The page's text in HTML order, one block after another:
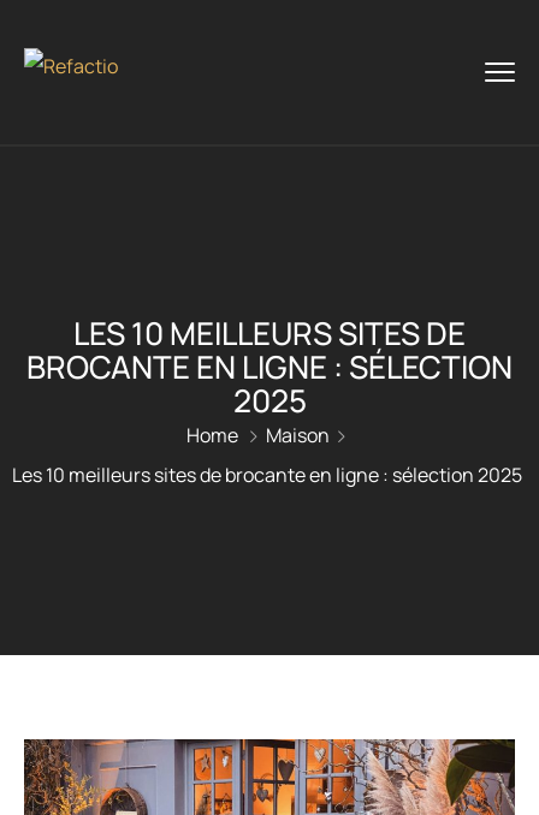
LES 10 MEILLEURS SITES DE
BROCANTE EN LIGNE : SÉLECTION
2025
Home
Maison
Les 10 meilleurs sites de brocante en ligne : sélection 2025